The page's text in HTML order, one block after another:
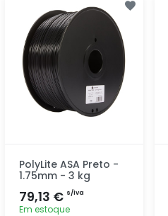
rapidamente
PolyLite ASA Preto -
1.75mm - 3 kg
79,13 € s/iva
Em estoque